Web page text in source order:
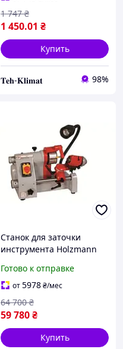
1 450.01 ₴
1 747 ₴
Купить
𝐓𝐞𝐡-𝐊𝐥𝐢𝐦𝐚𝐭 98%
Станок для заточки
инструмента Holzmann
Готово к отправке
от5978₴/мес
59 780₴
64 700 ₴
Купить